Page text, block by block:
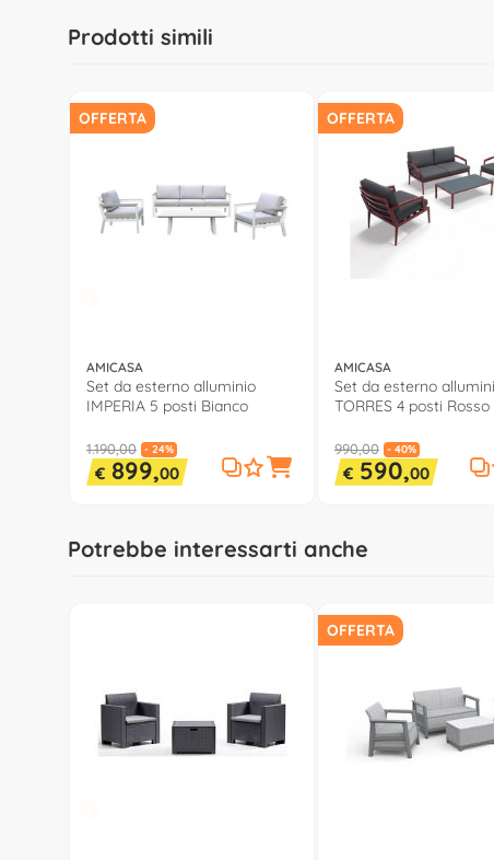
Prodotti simili
OFFERTA
AMICASA
Set da esterno alluminio
IMPERIA 5 posti Bianco
1.190,00 - 24%
€ 899,00
OFFERTA
AMICASA
Set da esterno
TORRES 4 posti Rosso
990,00 - 40%
€ 590,00
Potrebbe interessarti anche
OFFERTA